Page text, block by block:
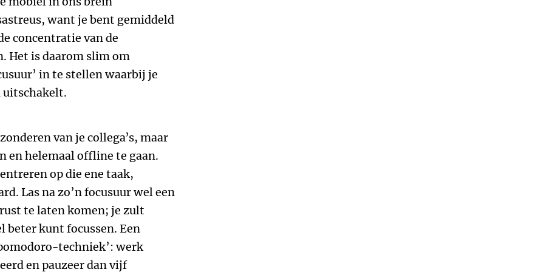
want je bent gemiddeld
concentratie van de
Het is daarom slim om
in te stellen waarbij je
uitschakelt.
van je collega’s, maar
en helemaal offline te gaan.
op die ene taak,
Las na zo’n focusuur wel een
te laten komen; je zult
beter kunt focussen. Een
techniek’: werk
en pauzeer dan vijf